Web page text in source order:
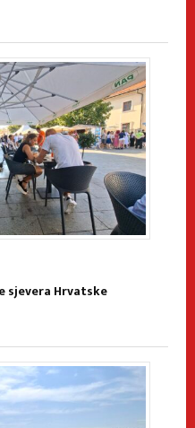
sjevera Hrvatske